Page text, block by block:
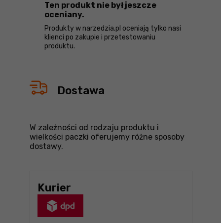
Ten produkt nie był jeszcze
oceniany.
Produkty w narzedzia.pl oceniają tylko nasi
klienci po zakupie i przetestowaniu
produktu.
Dostawa
W zależności od rodzaju produktu i
wielkości paczki oferujemy różne sposoby
dostawy.
Kurier